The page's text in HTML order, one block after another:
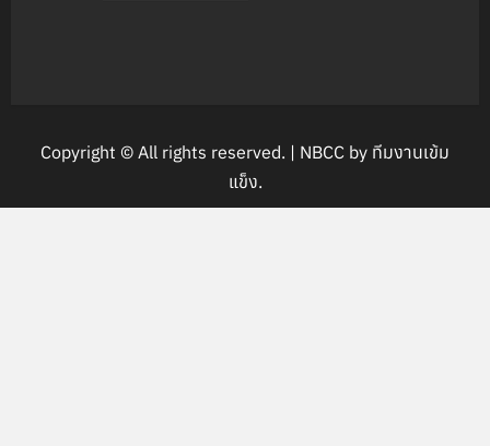
Copyright © All rights reserved. | NBCC by ทีมงานเข้ม
แข็ง.